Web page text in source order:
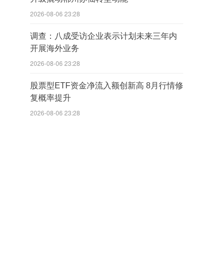
2026-08-06 23:28
调查：八成受访企业表示计划未来三年内
开展海外业务
2026-08-06 23:28
股票型ETF资金净流入额创新高 8月行情修
复概率提升
2026-08-06 23:28